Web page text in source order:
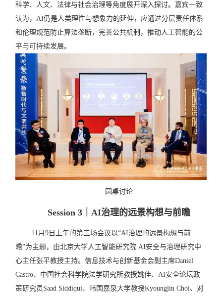
科学、人文、法律与社会治理等角度展开深入探讨。嘉宾一致
认为， AI仍是人类理性与想象力的延伸，应通过分层责任体系
和伦理规范防止算法垄断，完善公共机制，推动人工智能的公
平与可持续发展。
圆桌讨论
Session 3 ｜AI治理的远景构想与前瞻
11月9 日上午的第三场会议以“AI治理的远景构想与前
瞻”为主题，由北京大学人工智能研究院 AI安全与治理研究中
心主任张平教授主持。信息技术与创新基金会副主席Daniel
Castro、中国社会科学院法学研究所教授姚佳、AI安全论坛政
策研究员 Saad Siddiqui、韩国嘉泉大学教授Kyoungjin Choi、对